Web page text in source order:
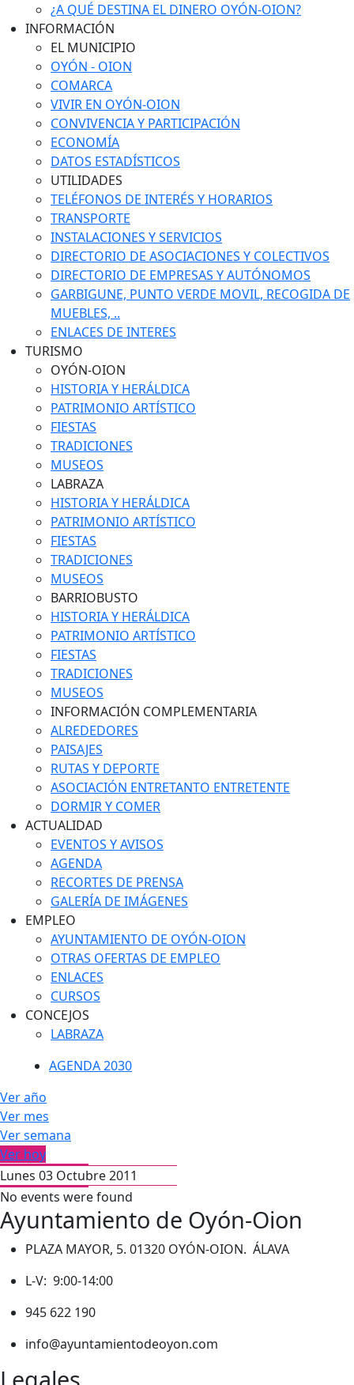
¿A QUÉ DESTINA EL DINERO OYÓN-OION?
INFORMACIÓN
EL MUNICIPIO
OYÓN - OION
COMARCA
VIVIR EN OYÓN-OION
CONVIVENCIA Y PARTICIPACIÓN
ECONOMÍA
DATOS ESTADÍSTICOS
UTILIDADES
TELÉFONOS DE INTERÉS Y HORARIOS
TRANSPORTE
INSTALACIONES Y SERVICIOS
DIRECTORIO DE ASOCIACIONES Y COLECTIVOS
DIRECTORIO DE EMPRESAS Y AUTÓNOMOS
GARBIGUNE, PUNTO VERDE MOVIL, RECOGIDA DE
MUEBLES, ..
ENLACES DE INTERES
TURISMO
OYÓN-OION
HISTORIA Y HERÁLDICA
PATRIMONIO ARTÍSTICO
FIESTAS
TRADICIONES
MUSEOS
LABRAZA
HISTORIA Y HERÁLDICA
PATRIMONIO ARTÍSTICO
FIESTAS
TRADICIONES
MUSEOS
BARRIOBUSTO
HISTORIA Y HERÁLDICA
PATRIMONIO ARTÍSTICO
FIESTAS
TRADICIONES
MUSEOS
INFORMACIÓN COMPLEMENTARIA
ALREDEDORES
PAISAJES
RUTAS Y DEPORTE
ASOCIACIÓN ENTRETANTO ENTRETENTE
DORMIR Y COMER
ACTUALIDAD
EVENTOS Y AVISOS
AGENDA
RECORTES DE PRENSA
GALERÍA DE IMÁGENES
EMPLEO
AYUNTAMIENTO DE OYÓN-OION
OTRAS OFERTAS DE EMPLEO
ENLACES
CURSOS
CONCEJOS
LABRAZA
AGENDA 2030
Ver año
Ver mes
Ver semana
Ver hoy
Lunes 03 Octubre 2011
No events were found
Ayuntamiento de Oyón-Oion
PLAZA MAYOR, 5. 01320 OYÓN-OION. ÁLAVA
L-V: 9:00-14:00
945 622 190
info@ayuntamientodeoyon.com